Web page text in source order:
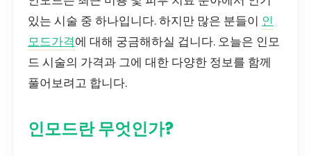
있는 시술 중 하나입니다. 하지만 많은 분들이 인
모드가격에 대해 궁금해하실 겁니다. 오늘은 인모
드 시술의 가격과 그에 대한 다양한 정보를 함께
풀어보려고 합니다.
인모드란 무엇인가?